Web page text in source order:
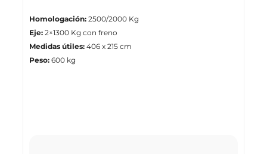
Homologación: 2500/2000 Kg
Eje: 2×1300 Kg con freno
Medidas útiles: 406 x 215 cm
Peso: 600 kg